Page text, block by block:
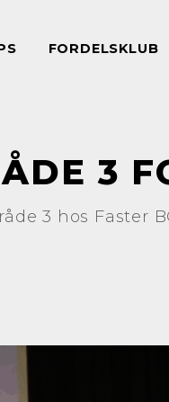
FORDELSKLUB
3
3 hos Faster